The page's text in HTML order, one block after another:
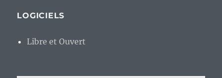
LOGICIELS
Libre et Ouvert